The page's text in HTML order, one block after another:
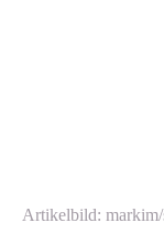
Artikelbild: